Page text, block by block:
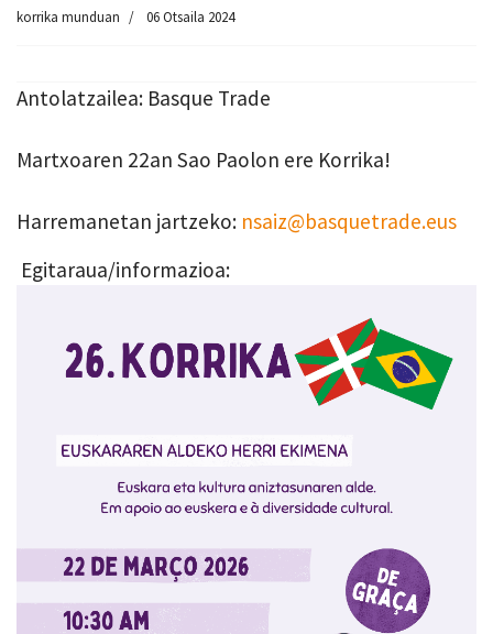
korrika munduan 06 Otsaila 2024
Antolatzailea: Basque Trade
Martxoaren 22an Sao Paolon ere Korrika!
Harremanetan jartzeko: nsaiz@basquetrade.eus
Egitaraua/informazioa: